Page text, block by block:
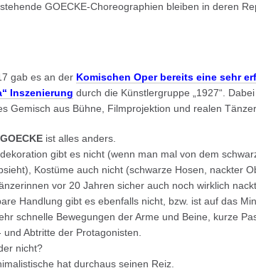
GOECKE-Choreographien bleiben in deren
gab es an der Komischen Oper bereits eine sehr
Inszenierung durch die Künstlergruppe „1927“.
Gemisch aus Bühne, Filmprojektion und realen
ist alles anders.
gibt es nicht (wenn man mal von dem
Kostüme auch nicht (schwarze Hosen, nackter
vor 20 Jahren sicher auch noch wirklich
Handlung gibt es ebenfalls nicht, bzw. ist auf das
schnelle Bewegungen der Arme und Beine, kurze
und Abtritte der Protagonisten.
nicht?
hat durchaus seinen Reiz.